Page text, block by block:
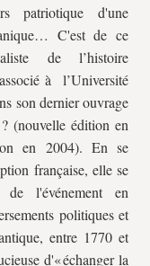
patriotique d'une
C'est de ce
de l’histoire
à l’Université
son dernier ouvrage
(nouvelle édition en
en 2004). En se
française, elle se
l'événement en
politiques et
entre 1770 et
d'« échanger la